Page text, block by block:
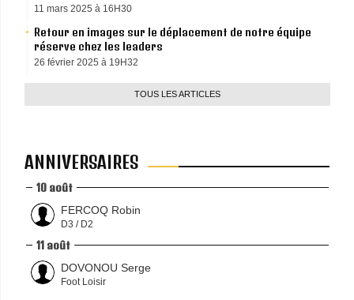
11 mars 2025 à 16H30
Retour en images sur le déplacement de notre équipe
réserve chez les leaders
26 février 2025 à 19H32
TOUS LES ARTICLES
ANNIVERSAIRES
10 août
FERCOQ Robin
D3 / D2
11 août
DOVONOU Serge
Foot Loisir